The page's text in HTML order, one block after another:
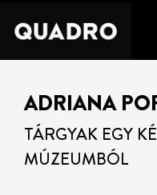
ADRIANA
TÁRGYAK EGY
MÚZEUMBÓL